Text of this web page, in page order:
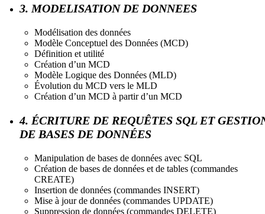
3. MODELISATION DE DONNEES
Modélisation des données
Modèle Conceptuel des Données (MCD)
Définition et utilité
Création d’un MCD
Modèle Logique des Données (MLD)
Évolution du MCD vers le MLD
Création d’un MCD à partir d’un MCD
4. ÉCRITURE DE REQUÊTES SQL ET
DE BASES DE DONNÉES
Manipulation de bases de données avec SQL
Création de bases de données et de tables (commandes
CREATE)
Insertion de données (commandes INSERT)
Mise à jour de données (commandes UPDATE)
Suppression de données (commandes DELETE)